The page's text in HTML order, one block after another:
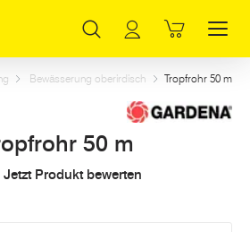
Bewässerung oberirdisch Tropfrohr 50 m
50 m
Jetzt Produkt bewerten